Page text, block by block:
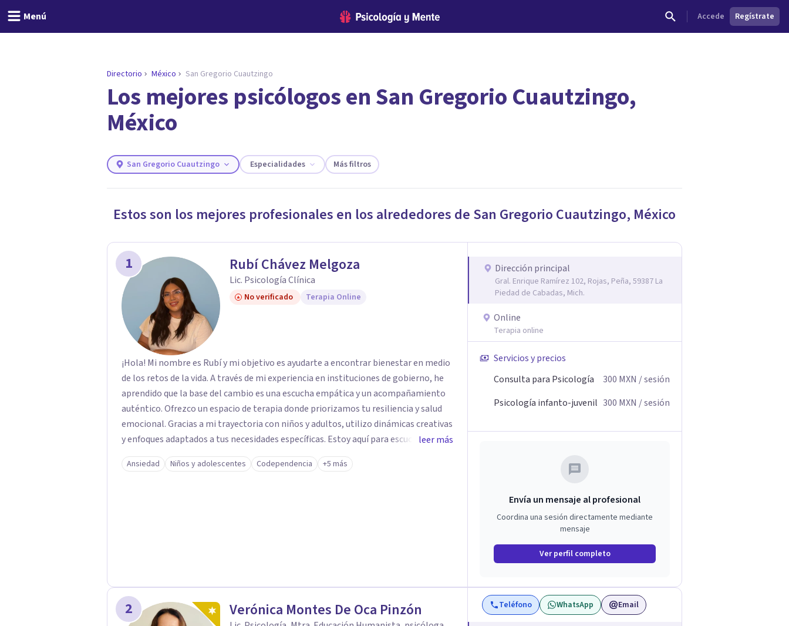
Menú Accede Regístrate
ENCONTRAR MI TERAPEUTA
¿Necesitas ayuda para encontrar el psicólogo adecuado?
Responde a unas breves preguntas y te ofreceremos los profesionales que más se ajustan a tus
necesidades.
Directorio México San Gregorio Cuautzingo
Los mejores psicólogos en San Gregorio Cuautzingo,
México
San Gregorio Cuautzingo Especialidades Más filtros
Estos son los mejores profesionales en los alrededores de San Gregorio Cuautzingo, México
1 Rubí Chávez Melgoza
Lic. Psicología Clínica
No verificado Terapia Online
¡Hola! Mi nombre es Rubí y mi objetivo es ayudarte a encontrar bienestar en medio
de los retos de la vida. A través de mi experiencia en instituciones de gobierno, he
aprendido que la base del cambio es una escucha empática y un acompañamiento
auténtico. ​Ofrezco un espacio de terapia donde priorizamos tu resiliencia y salud
emocional. Gracias a mi trayectoria con niños y adultos, utilizo dinámicas creativas
y enfoques adaptados a tus necesidades específicas. Estoy aquí para escucharte y
brindarte las herramientas necesarias para fortalecer tu paz mental.
leer más
Ansiedad Niños y adolescentes Codependencia +5 más
Dirección principal
Gral. Enrique Ramírez 102, Rojas, Peña, 59387 La
Piedad de Cabadas, Mich.
Online
Terapia online
Servicios y precios
Consulta para Psicología
300 MXN / sesión
Psicología infanto-juvenil 300 MXN / sesión
Envía un mensaje al profesional
Coordina una sesión directamente mediante
mensaje
Ver perfil completo
2 Verónica Montes De Oca Pinzón Teléfono WhatsApp Email